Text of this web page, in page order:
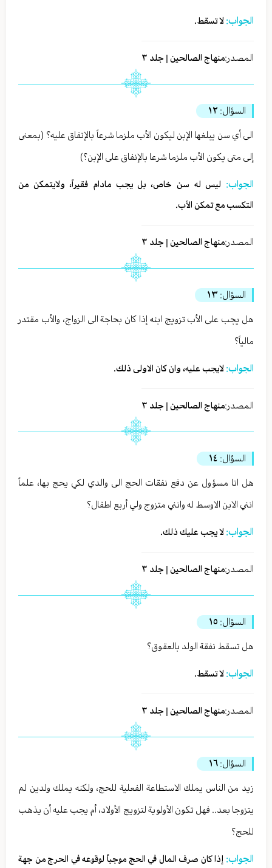
الجواب: لا تسقط.
المصدر:منهاج الصالحين | جلد ٣
السؤال: ١٢
الى أي سن يبلغها الإبن ليكون الأب ملزما شرعاً بالإنفاق عليه؟ (بمعنى
إلى متى يكون الأب ملزما شرعا بالإنفاق على الإبن؟)
الجواب: ليس له سن خاص، بل يجب مادام فقيراً، ولايتمكن من
التكسب مع تمكن الأب.
المصدر:منهاج الصالحين | جلد ٣
السؤال: ١٣
هل يجب على الأب تزويج ابنه إذا كان بحاجة الى الزواج، والأب مقتدر
مالياً؟
الجواب: لايجب عليه، وان كان الاولى ذلك.
المصدر:منهاج الصالحين | جلد ٣
السؤال: ١٤
هل انا مسؤول عن دفع نفقات الحج الى والدي لكي يحج بها، علماً
انني الابن الاوسط له وانني متزوج ولي أربع اطفال؟
الجواب: لا يجب عليك ذلك.
المصدر:منهاج الصالحين | جلد ٣
السؤال: ١٥
هل تسقط نفقة الولد بالعقوق؟
الجواب: لا تسقط.
المصدر:منهاج الصالحين | جلد ٣
السؤال: ١٦
زيد من الناس يملك الاستطاعة الفعلية للحج، ولكنه يملك ولدين لم
يتزوجا بعد.. فهل تكون الأولوية لتزويج الأولاد، أم يجب عليه أن يذهب
للحج؟
الجواب: إذا كان صرف المال في الحج موجباً لوقوعه في الحرج من جهة